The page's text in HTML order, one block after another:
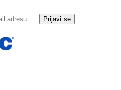
Prijavi se